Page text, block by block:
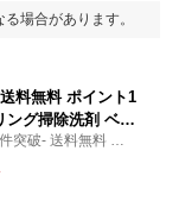
場合があります。
料無料 ポイント1
ング掃除洗剤 ベタ
除 スプレーして
消 サラサラ床♪ コ
突破- 送料無料 フロ
汗,足跡,肉球跡をさ
さっと拭くだけでコ